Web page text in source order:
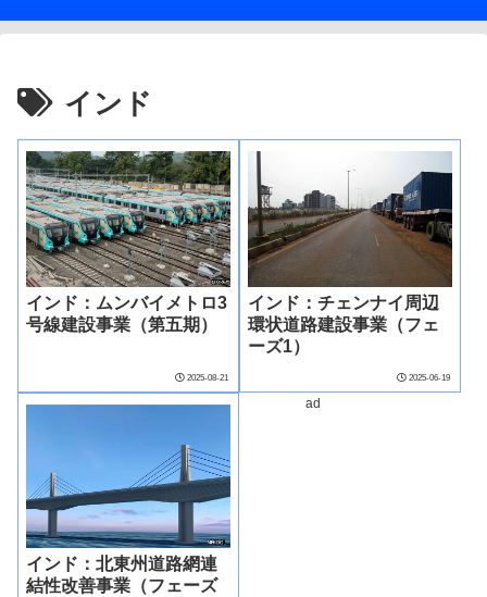
インド
インド：ムンバイメトロ3
号線建設事業（第五期）
2025-08-21
インド：チェンナイ周辺
環状道路建設事業（フェ
ーズ1）
2025-06-19
インド：北東州道路網連
結性改善事業（フェーズ
ad